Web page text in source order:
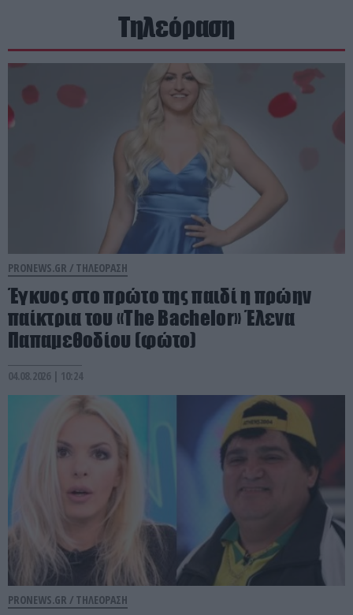
Τηλεόραση
PRONEWS.GR / ΤΗΛΕΟΡΑΣΗ
Έγκυος στο πρώτο της παιδί η πρώην
παίκτρια του «The Bachelor» Έλενα
Παπαμεθοδίου (φώτο)
04.08.2026 | 10:24
PRONEWS.GR / ΤΗΛΕΟΡΑΣΗ